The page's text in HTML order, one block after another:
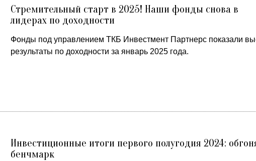
Стремительный старт в 2025! Наши фонды снова в
лидерах по доходности
Фонды под управлением ТКБ Инвестмент Партнерс показали
результаты по доходности за январь 2025 года.
Инвестиционные итоги первого полугодия 2024:
бенчмарк